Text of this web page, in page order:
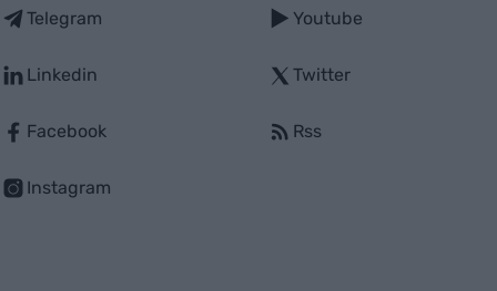
Telegram
Linkedin
Facebook
Instagram
Youtube
Twitter
Rss